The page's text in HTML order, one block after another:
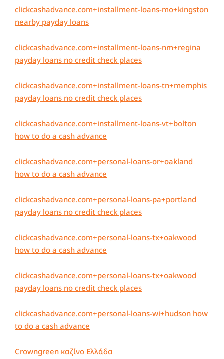
clickcashadvance.com+installment-loans-mo+kingston
nearby payday loans
clickcashadvance.com+installment-loans-nm+regina
payday loans no credit check places
clickcashadvance.com+installment-loans-tn+memphis
payday loans no credit check places
clickcashadvance.com+installment-loans-vt+bolton
how to do a cash advance
clickcashadvance.com+personal-loans-or+oakland
how to do a cash advance
clickcashadvance.com+personal-loans-pa+portland
payday loans no credit check places
clickcashadvance.com+personal-loans-tx+oakwood
how to do a cash advance
clickcashadvance.com+personal-loans-tx+oakwood
payday loans no credit check places
clickcashadvance.com+personal-loans-wi+hudson how
to do a cash advance
Crowngreen καζίνο Ελλάδα